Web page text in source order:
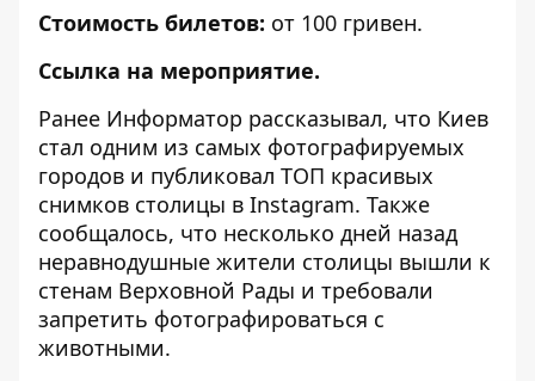
Стоимость билетов: от 100 гривен.
Ссылка на мероприятие.
Ранее Информатор рассказывал, что Киев
стал одним из самых фотографируемых
городов и публиковал ТОП красивых
снимков столицы в Instagram. Также
сообщалось, что несколько дней назад
неравнодушные жители столицы вышли к
стенам Верховной Рады и требовали
запретить фотографироваться с
животными.